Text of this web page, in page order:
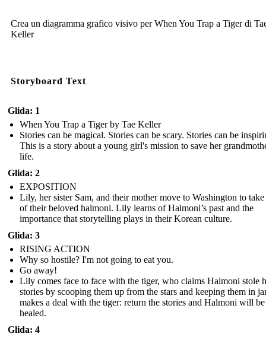
Crea un diagramma grafico visivo per When You Trap a Tiger di
Keller
Storyboard Text
Glida: 1
When You Trap a Tiger by Tae Keller
Stories can be magical. Stories can be scary. Stories can be
This is a story about a young girl's mission to save her
life.
Glida: 2
EXPOSITION
Lily, her sister Sam, and their mother move to Washington to take
of their beloved halmoni. Lily learns of Halmoni’s past and the
importance that storytelling plays in their Korean culture.
Glida: 3
RISING ACTION
Why so hostile? I'm not going to eat you.
Go away!
Lily comes face to face with the tiger, who claims Halmoni stole
stories by scooping them up from the stars and keeping them in
makes a deal with the tiger: return the stories and Halmoni will be
healed.
Glida: 4